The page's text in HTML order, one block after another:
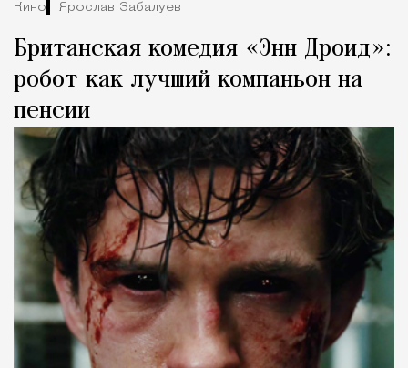
Кино Ярослав Забалуев
Британская комедия «Энн Дроид»:
робот как лучший компаньон на
пенсии